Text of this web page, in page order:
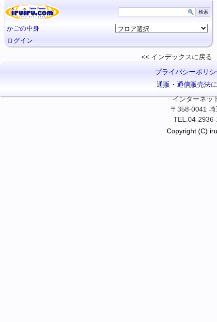
かごの中身
ログイン
インデックスに 戻る
プライバシーポリ
通販・通信販売法
インターネッ
〒358-0041
TEL.04-
Copyright (C)